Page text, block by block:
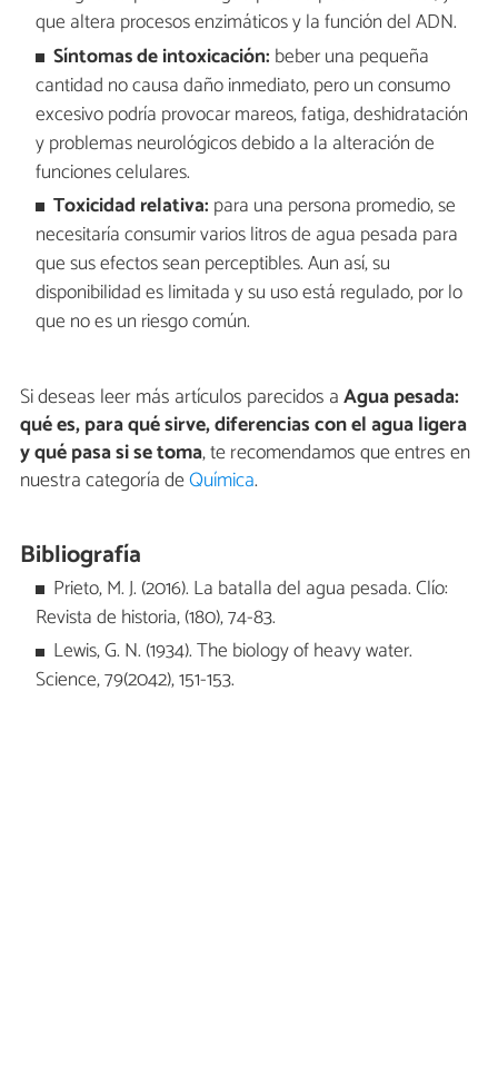
que altera procesos enzimáticos y la función del ADN.
Síntomas de intoxicación: beber una pequeña
cantidad no causa daño inmediato, pero un consumo
excesivo podría provocar mareos, fatiga, deshidratación
y problemas neurológicos debido a la alteración de
funciones celulares.
Toxicidad relativa: para una persona promedio, se
necesitaría consumir varios litros de agua pesada para
que sus efectos sean perceptibles. Aun así, su
disponibilidad es limitada y su uso está regulado, por lo
que no es un riesgo común.
Si deseas leer más artículos parecidos aAgua pesada:
qué es, para qué sirve, diferencias con el agua ligera
y qué pasa si se toma, te recomendamos que entres en
nuestra categoría deQuímica.
Bibliografía
Prieto, M. J. (2016). La batalla del agua pesada. Clío:
Revista de historia, (180), 74-83.
Lewis, G. N. (1934). The biology of heavy water.
Science, 79(2042), 151-153.